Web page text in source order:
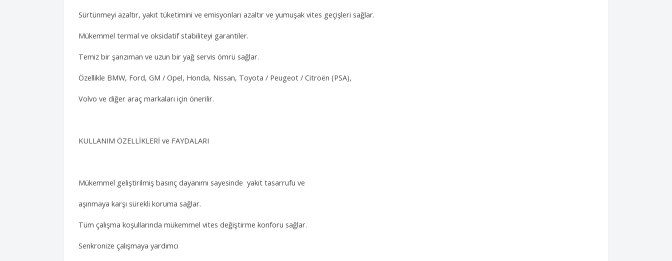
Sürtünmeyi azaltır, yakıt tüketimini ve emisyonları azaltır ve yumuşak vites geçişleri sağlar.
Mükemmel termal ve oksidatif stabiliteyi garantiler.
Temiz bir şanzıman ve uzun bir yağ servis ömrü sağlar.
Özellikle BMW, Ford, GM / Opel, Honda, Nissan, Toyota / Peugeot / Citroën (PSA),
Volvo ve diğer araç markaları için önerilir.
KULLANIM ÖZELLİKLERİ ve FAYDALARI
Mükemmel geliştirilmiş basınç dayanımı sayesinde yakıt tasarrufu ve
aşınmaya karşı sürekli koruma sağlar.
Tüm çalışma koşullarında mükemmel vites değiştirme konforu sağlar.
Senkronize çalışmaya yardımcı